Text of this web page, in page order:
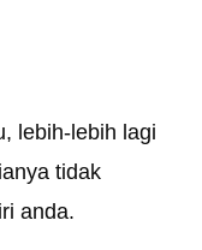
lebih-lebih lagi
tidak
anda.